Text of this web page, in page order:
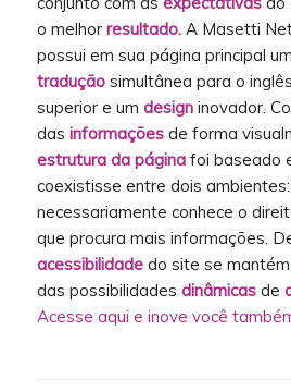
o melhor resultado.A Masetti
possui em sua página principal
traduçãosimultânea para o
superior e um designinovador.
das informações de forma
estrutura da páginafoi baseado
coexistisse entre dois
necessariamente conhece o
que procura mais informações.
acessibilidadedo site se mantém
das possibilidades dinâmicasde
Acesse aqui e inove você